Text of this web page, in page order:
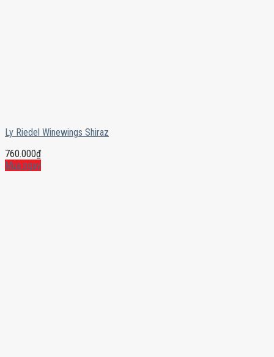
Ly Riedel Winewings Shiraz
760.000₫
Mua ngay